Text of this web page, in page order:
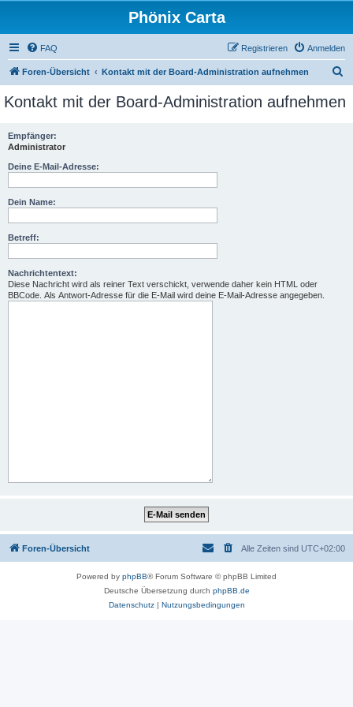
Phönix Carta
FAQ Anmelden
Registrieren
Foren-Übersicht Kontakt mit der Board-Administration aufnehmen
c
Kontakt mit der Board-Administration aufnehmen
Empfänger:
Administrator
Deine E-Mail-Adresse:
Dein Name:
Betreff:
Nachrichtentext:
Diese Nachricht wird als reiner Text verschickt, verwende daher kein HTML oder
BBCode. Als Antwort-Adresse für die E-Mail wird deine E-Mail-Adresse angegeben.
Foren-Übersicht Alle Zeiten sind UTC+02:00
Powered by phpBB® Forum Software © phpBB Limited
Deutsche Übersetzung durch phpBB.de
Datenschutz| Nutzungsbedingungen